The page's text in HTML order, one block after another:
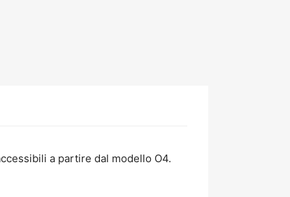
a partire dal modello O4.